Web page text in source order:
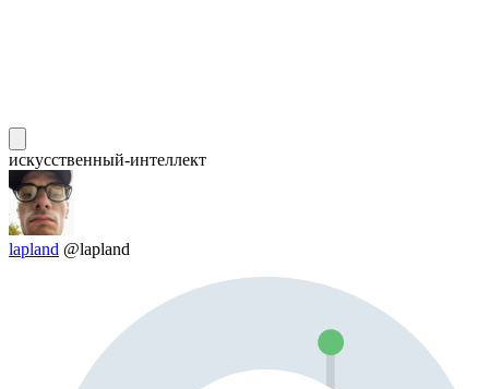
искусственный-интеллект
lapland @lapland